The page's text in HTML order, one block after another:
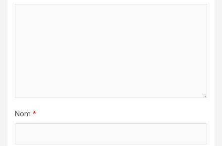
Nom *